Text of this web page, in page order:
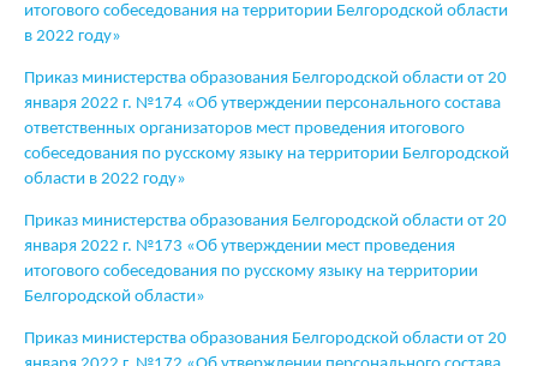
итогового собеседования на территории Белгородской области
в 2022 году»
Приказ министерства образования Белгородской области от 20
января 2022 г. №174 «Об утверждении персонального состава
ответственных организаторов мест проведения итогового
собеседования по русскому языку на территории Белгородской
области в 2022 году»
Приказ министерства образования Белгородской области от 20
января 2022 г. №173 «Об утверждении мест проведения
итогового собеседования по русскому языку на территории
Белгородской области»
Приказ министерства образования Белгородской области от 20